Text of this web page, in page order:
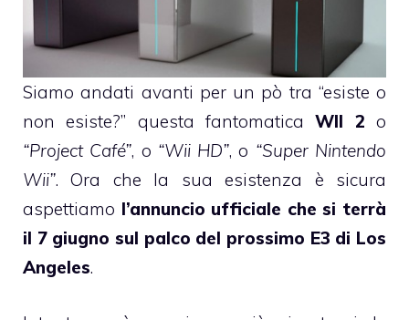
Siamo andati avanti per un pò tra “esiste o
non esiste?” questa fantomaticaWII 2 o
“Project Café”, o “Wii HD”, o “Super Nintendo
Wii”. Ora che la sua esistenza è sicura
aspettiamo l’annuncio ufficiale che si terrà
il 7 giugno sul palco del prossimo E3 di Los
Angeles.